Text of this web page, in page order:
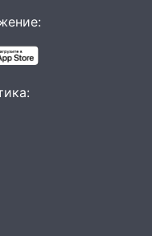
на
Майне
поверил в
более 3
кражей: